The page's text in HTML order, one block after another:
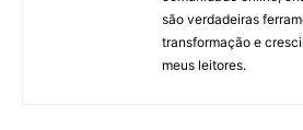
são verdadeiras
transformação e
meus leitores.